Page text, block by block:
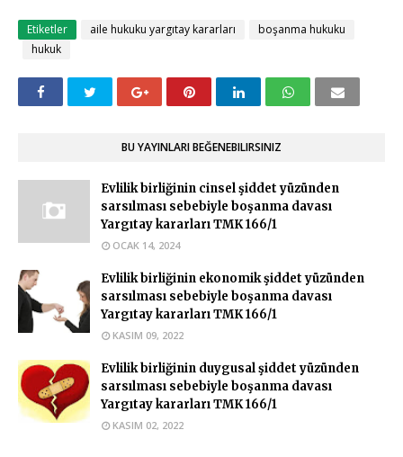
Etiketler aile hukuku yargıtay kararları
boşanma hukuku
hukuk
BU YAYINLARI BEĞENEBILIRSINIZ
Evlilik birliğinin cinsel şiddet yüzünden
sarsılması sebebiyle boşanma davası
Yargıtay kararları TMK 166/1
OCAK 14, 2024
Evlilik birliğinin ekonomik şiddet yüzünden
sarsılması sebebiyle boşanma davası
Yargıtay kararları TMK 166/1
KASIM 09, 2022
Evlilik birliğinin duygusal şiddet yüzünden
sarsılması sebebiyle boşanma davası
Yargıtay kararları TMK 166/1
KASIM 02, 2022